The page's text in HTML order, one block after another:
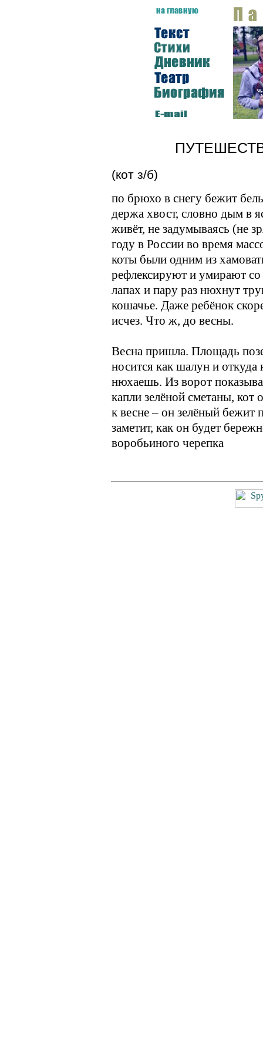
(кот з/б)
по брюхо в снегу бежит
держа хвост, словно дым в
живёт, не задумываясь (не
году в России во время
коты были одним из
рефлексируют и умирают
лапах и пару раз нюхнут
кошачье. Даже ребёнок
исчез. Что ж, до весны.
Весна пришла. Площадь
носится как шалун и
нюхаешь. Из ворот
капли зелёной сметаны, кот
к весне – он зелёный бежит
заметит, как он будет
воробьиного черепка